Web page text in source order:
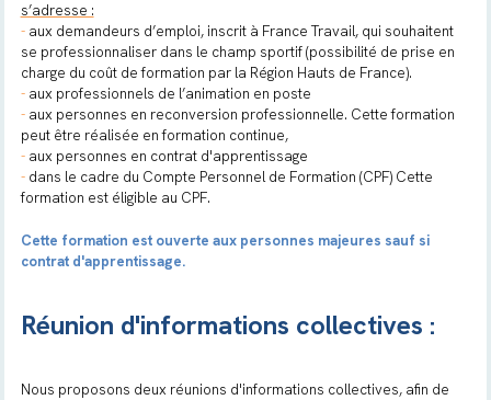
s’adresse :
-aux demandeurs d’emploi, inscrit à France Travail, qui souhaitent
se professionnaliser dans le champ sportif (possibilité de prise en
charge du coût de formation par la Région Hauts de France).
-aux professionnels de l’animation en poste
-aux personnes en reconversion professionnelle. Cette formation
peut être réalisée en formation continue,
-aux personnes en contrat d'apprentissage
-dans le cadre du Compte Personnel de Formation (CPF) Cette
formation est éligible au CPF.
Cette formation est ouverte aux personnes majeures sauf si
contrat d'apprentissage.
Réunion d'informations collectives :
Nous proposons deux réunions d'informations collectives, afin de